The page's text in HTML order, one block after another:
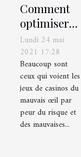
Comment
optimiser
vos gains
tout en
limitant vos
pertes aux
Gambling ?
Lundi 24 mai
2021 17:28
Beaucoup sont
ceux qui voient les
jeux de casinos du
mauvais œil par
peur du risque et
des mauvaises...